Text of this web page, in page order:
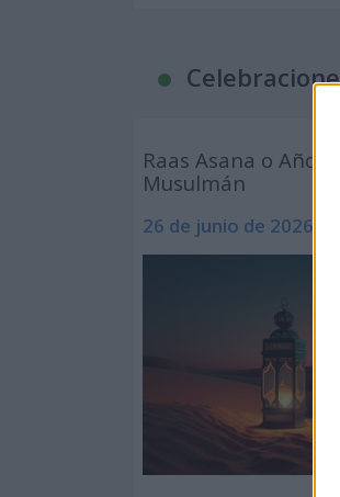
Raas Asana o Año
Musulmán
26 de junio de 2026